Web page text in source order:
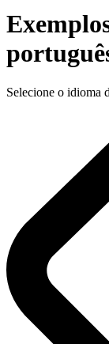
Selecione o idioma